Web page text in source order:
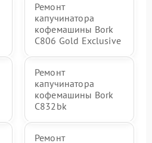
Ремонт
капучинатора
кофемашины Bork
C806 Gold Exclusive
Ремонт
капучинатора
кофемашины Bork
C832bk
Ремонт